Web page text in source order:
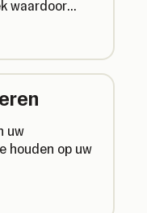
waardoor
uw
houden op uw